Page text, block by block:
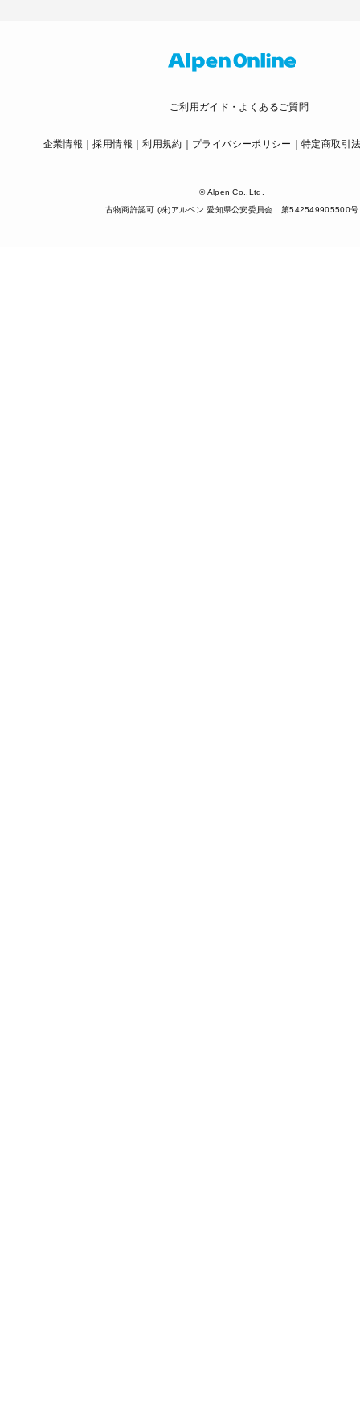
ご利用ガイド・よくあるご質問
企業情報 採用情報 利用規約 プライバシーポリシー 特定商取引
© Alpen Co.,Ltd.
古物商許認可 (株)アルペン 愛知県公安委員会 第542549905500号